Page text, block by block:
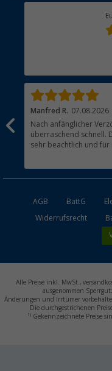
Manfred R. 07.08.2026
Nach anfänglicher
überraschend schnell.
sehr beachtlich und
waren gut verpackt
AGB BattG
Widerrufsrecht
Alle Preise inkl. MwSt.,
ausgenommen
Änderungen und Irrtümer
Die durchgestrichenen
1) Gekennzeichnete Preise